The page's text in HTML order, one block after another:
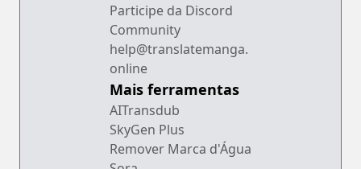
Participe da Discord
Community
help@translatemanga.
online
Mais ferramentas
AITransdub
SkyGen Plus
Remover Marca d'Água